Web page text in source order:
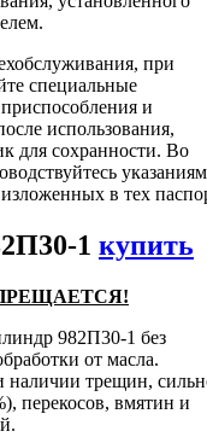
при
специальные
и
использования,
для сохранности. Во
в тех
1 купить
982П30-1 без
от масла.
наличии трещин,
перекосов, вмятин и